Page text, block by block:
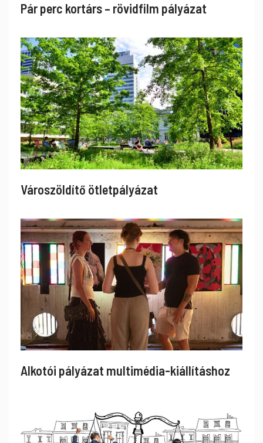
Pár perc kortárs – rövidfilm pályázat
Városzöldítő ötletpályázat
Alkotói pályázat multimédia-kiállításhoz